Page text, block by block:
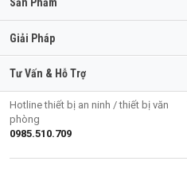
Sản Phẩm
Giải Pháp
Tư Vấn & Hỗ Trợ
Hotline thiết bị an ninh / thiết bị văn
phòng
0985.510.709